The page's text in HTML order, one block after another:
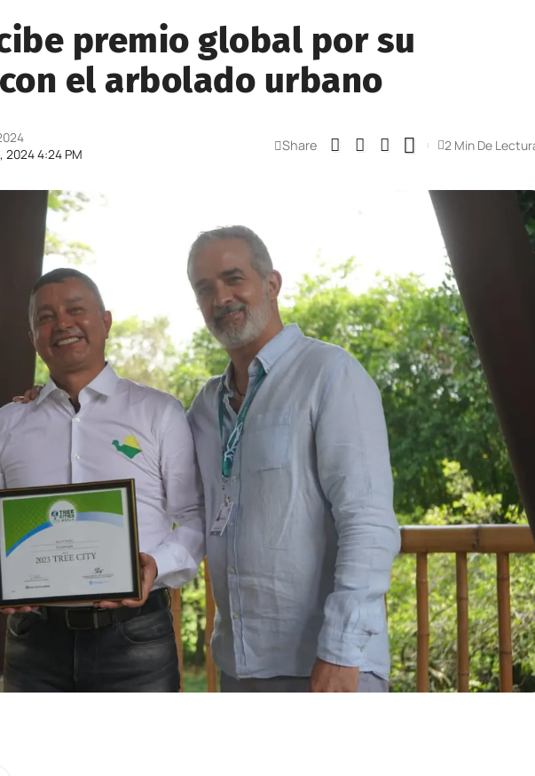
premio global por su
el arbolado urbano
4:24 PM
Share 2 Min De